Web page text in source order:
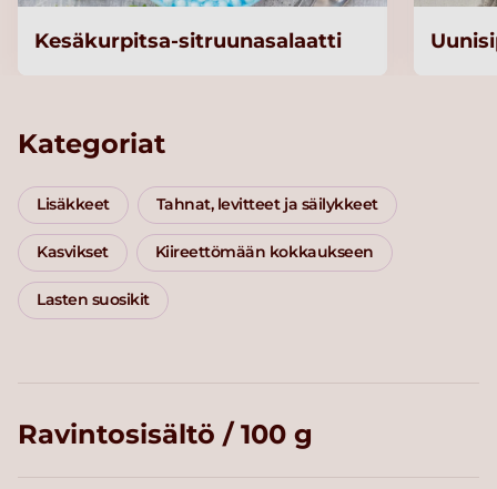
Kesäkurpitsa-sitruunasalaatti
Kategoriat
Lisäkkeet Tahnat, levitteet ja säilykkeet
Kasvikset Kiireettömään kokkaukseen
Lasten suosikit
Ravintosisältö / 100 g